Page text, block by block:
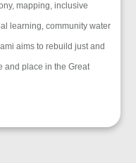
mapping, inclusive
learning, community water
aims to rebuild just and
and place in the Great